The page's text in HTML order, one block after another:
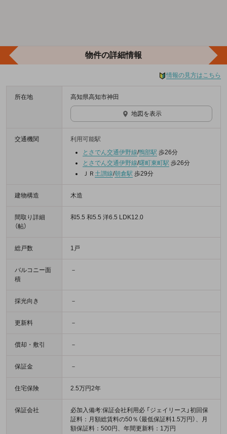
物件の詳細情報
情報の見方はこちら
所在地 高知県高知市神田
地図を表示
交通機関
利用可能駅
とさでん交通伊野線/鴨部駅 歩26分
とさでん交通伊野線/曙町東町駅 歩26分
ＪＲ 土讃線/朝倉駅 歩29分
建物構造 木造
間取り詳細
（帖）
和5.5 和5.5 洋6.5 LDK12.0
総戸数 1戸
バルコニー面
積
－
採光向き －
更新料 －
償却・敷引 －
保証金 －
住宅保険 2.5万円2年
保証会社
必加入備考:保証会社利用必 「ジェイリース」初回保
証料：月額総賃料の50％（最低保証料1.5万円）、月
額保証料：500円、年間更新料：1万円